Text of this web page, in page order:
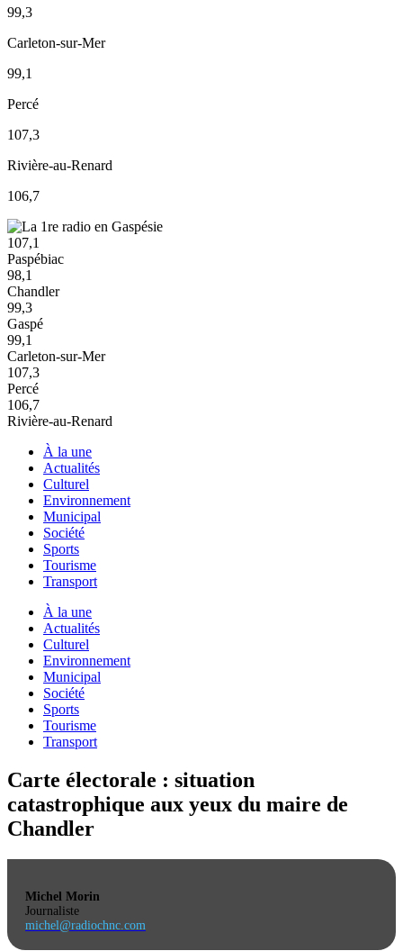
99,3
Carleton-sur-Mer
99,1
Percé
107,3
Rivière-au-Renard
106,7
107,1
Paspébiac
98,1
Chandler
99,3
Gaspé
99,1
Carleton-sur-Mer
107,3
Percé
106,7
Rivière-au-Renard
À la une
Actualités
Culturel
Environnement
Municipal
Société
Sports
Tourisme
Transport
À la une
Actualités
Culturel
Environnement
Municipal
Société
Sports
Tourisme
Transport
Carte électorale : situation
catastrophique aux yeux du maire de
Chandler
Michel Morin
Journaliste
michel@radiochnc.com